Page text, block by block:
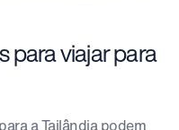
para viajar para
a Tailândia podem